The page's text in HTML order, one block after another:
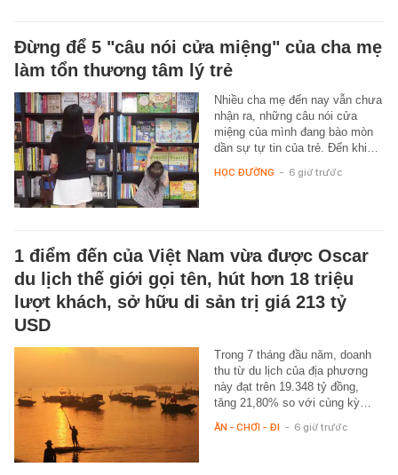
Đừng để 5 "câu nói cửa miệng" của cha mẹ
làm tổn thương tâm lý trẻ
Nhiều cha mẹ đến nay vẫn chưa
nhận ra, những câu nói cửa
miệng của mình đang bào mòn
dần sự tự tin của trẻ. Đến khi…
HỌC ĐƯỜNG - 6 giờ trước
1 điểm đến của Việt Nam vừa được Oscar
du lịch thế giới gọi tên, hút hơn 18 triệu
lượt khách, sở hữu di sản trị giá 213 tỷ
USD
Trong 7 tháng đầu năm, doanh
thu từ du lịch của địa phương
này đạt trên 19.348 tỷ đồng,
tăng 21,80% so với cùng kỳ…
ĂN - CHƠI - ĐI - 6 giờ trước